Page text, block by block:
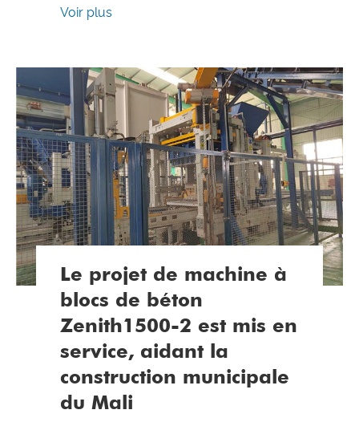
Voir plus
Le projet de machine à
blocs de béton
Zenith1500-2 est mis en
service, aidant la
construction municipale
du Mali